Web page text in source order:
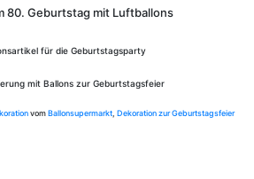
80. Geburtstag mit Luftballons
für die Geburtstagsparty
mit Ballons zur Geburtstagsfeier
vomBallonsupermarkt, Dekoration zur Geburtstagsfeier